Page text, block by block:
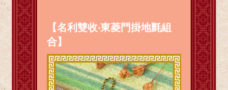
【名利雙收‧東菱門掛地氈組
合】